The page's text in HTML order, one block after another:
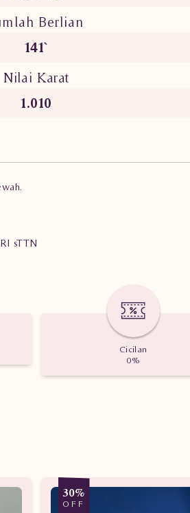
Berlian
141`
Nilai Karat
1.010
sTTN
Cicilan
0%
30%
OFF